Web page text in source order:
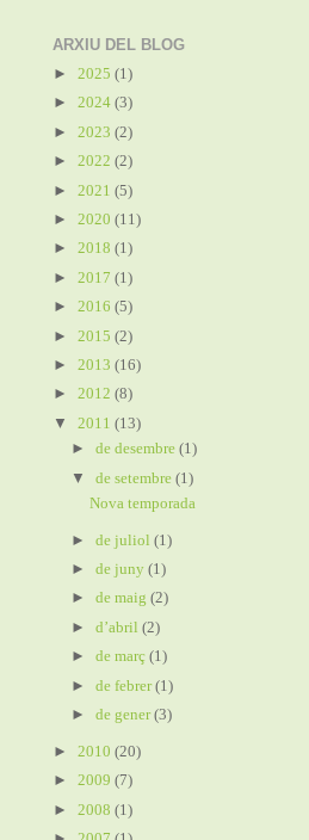
ARXIU DEL BLOG
► 2025 (1)
► 2024 (3)
► 2023 (2)
► 2022 (2)
► 2021 (5)
► 2020 (11)
► 2018 (1)
► 2017 (1)
► 2016 (5)
► 2015 (2)
► 2013 (16)
► 2012 (8)
▼ 2011 (13)
►de desembre(1)
▼de setembre(1)
Nova temporada
►de juliol(1)
►de juny(1)
►de maig(2)
►d’abril(2)
►de març(1)
►de febrer(1)
►de gener(3)
► 2010 (20)
► 2009 (7)
► 2008 (1)